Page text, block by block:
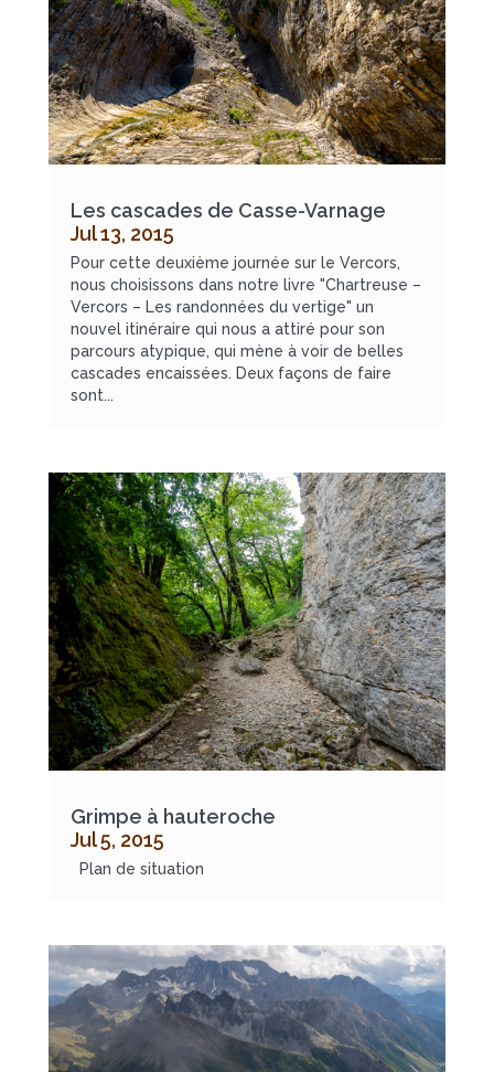
Les cascades de Casse-Varnage
Jul 13, 2015
Pour cette deuxième journée sur le Vercors,
nous choisissons dans notre livre "Chartreuse –
Vercors – Les randonnées du vertige" un
nouvel itinéraire qui nous a attiré pour son
parcours atypique, qui mène à voir de belles
cascades encaissées. Deux façons de faire
sont...
Grimpe à hauteroche
Jul 5, 2015
Plan de situation